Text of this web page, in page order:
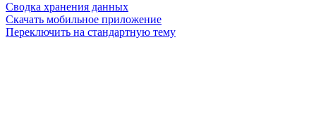
Сводка хранения данных
Скачать мобильное приложение
Переключить на стандартную тему